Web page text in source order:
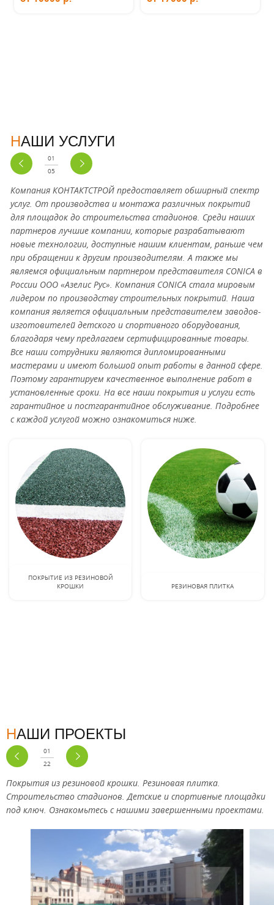
НАШИ УСЛУГИ
Компания КОНТАКТСТРОЙ предоставляет обширный спектр
услуг. От производства и монтажа различных покрытий
для площадок до строительства стадионов. Среди наших
партнеров лучшие компании, которые разрабатывают
новые технологии, доступные нашим клиентам, раньше чем
при обращении к другим производителям. А также мы
являемся официальным партнером представителя CONICA в
России ООО «Азелис Рус». Компания CONICA стала мировым
лидером по производству строительных покрытий. Наша
компания является официальным представителем заводов-
изготовителей детского и спортивного оборудования,
благодаря чему предлагаем сертифицированные товары.
Все наши сотрудники являются дипломированными
мастерами и имеют большой опыт работы в данной сфере.
Поэтому гарантируем качественное выполнение работ в
установленные сроки. На все наши покрытия и услуги есть
гарантийное и постгарантийное обслуживание. Подробнее
с каждой услугой можно ознакомиться ниже.
01
05
ПОКРЫТИЕ ИЗ РЕЗИНОВОЙ
КРОШКИ
РЕЗИНОВАЯ ПЛИТКА
НАШИ ПРОЕКТЫ
Покрытия из резиновой крошки. Резиновая плитка.
Строительство стадионов. Детские и спортивные площадки
под ключ. Ознакомьтесь с нашими завершенными проектами.
01
22